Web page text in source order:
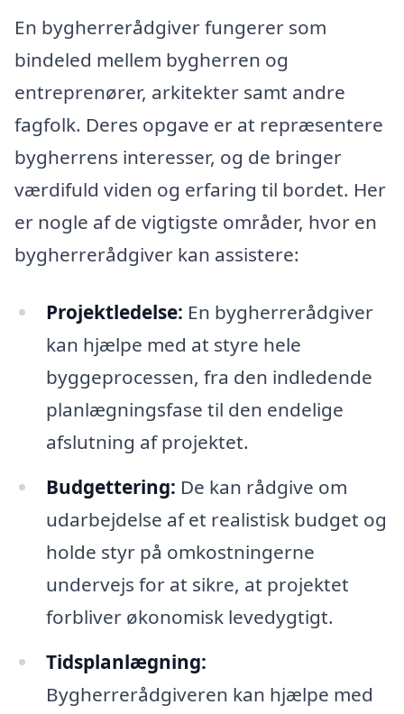
En bygherrerådgiver fungerer som
bindeled mellem bygherren og
entreprenører, arkitekter samt andre
fagfolk. Deres opgave er at repræsentere
bygherrens interesser, og de bringer
værdifuld viden og erfaring til bordet. Her
er nogle af de vigtigste områder, hvor en
bygherrerådgiver kan assistere:
Projektledelse: En bygherrerådgiver
kan hjælpe med at styre hele
byggeprocessen, fra den indledende
planlægningsfase til den endelige
afslutning af projektet.
Budgettering: De kan rådgive om
udarbejdelse af et realistisk budget og
holde styr på omkostningerne
undervejs for at sikre, at projektet
forbliver økonomisk levedygtigt.
Tidsplanlægning:
Bygherrerådgiveren kan hjælpe med